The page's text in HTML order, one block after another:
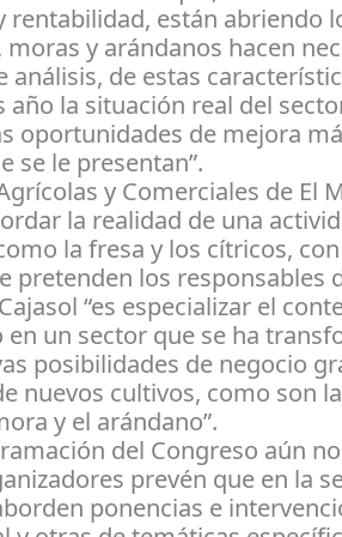
rentabilidad, están abriendo
y arándanos hacen
análisis, de estas
año la situación real del
oportunidades de mejora
se le presentan”.
y Comerciales de El
la realidad de una
la fresa y los cítricos,
pretenden los responsables
“es especializar el
en un sector que se ha
posibilidades de negocio
nuevos cultivos, como son la
y el arándano”.
del Congreso aún
prevén que en la
ponencias e